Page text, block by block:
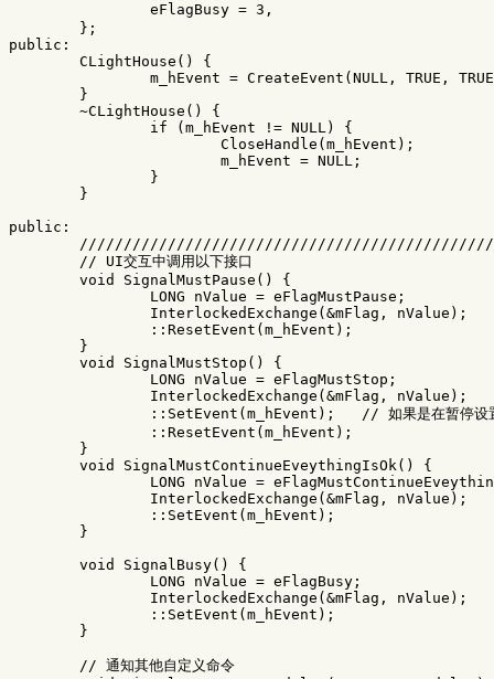
eFlagBusy = 3 ,
};
public:
CLightHouse ()
{
m_hEvent = CreateEvent ( NULL , TRUE ,
TRUE
}
~CLightHouse ()
{
if
( m_hEvent != NULL)
{
CloseHandle ( m_hEvent );
m_hEvent = NULL ;
}
}
public:
// UI交互中调用以下接口
void
SignalMustPause ()
{
LONG
nValue = eFlagMustPause ;
InterlockedExchange ( &mFlag , nValue );
:: ResetEvent ( m_hEvent );
}
void
SignalMustStop ()
{
LONG
nValue = eFlagMustStop ;
InterlockedExchange ( &mFlag , nValue );
:: SetEvent ( m_hEvent );
// 如果是在暂停设
:: ResetEvent ( m_hEvent );
}
void
SignalMustContinueEveythingIsOk()
{
LONG
nValue =
InterlockedExchange ( &mFlag , nValue );
:: SetEvent ( m_hEvent );
}
void
SignalBusy()
{
LONG
nValue = eFlagBusy ;
InterlockedExchange ( &mFlag , nValue );
:: SetEvent ( m_hEvent );
}
// 通知其他自定义命令